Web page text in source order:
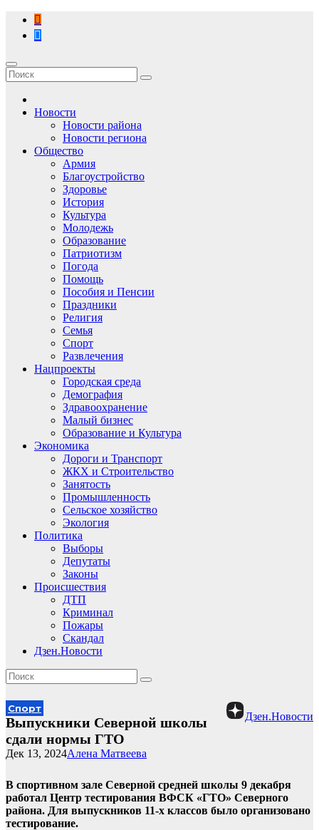
Перейти
содержимому
Новости
Новости района
Новости региона
Общество
Армия
Благоустройство
Здоровье
История
Культура
Молодежь
Образование
Патриотизм
Погода
Помощь
Пособия и Пенсии
Праздники
Религия
Семья
Спорт
Развлечения
Нацпроекты
Городская среда
Демография
Здравоохранение
Малый бизнес
Образование и Культура
Экономика
Дороги и Транспорт
ЖКХ и Строительство
Занятость
Промышленность
Сельское хозяйство
Экология
Политика
Выборы
Депутаты
Законы
Происшествия
ДТП
Криминал
Пожары
Скандал
Дзен.Новости
Дзен.Новости
Спорт
Выпускники Северной школы
сдали нормы ГТО
Алена Матвеева
Дек 13, 2024
В спортивном зале Северной средней школы 9 декабря
работал Центр тестирования ВФСК «ГТО» Северного
района. Для выпускников 11-х классов было организовано
тестирование.